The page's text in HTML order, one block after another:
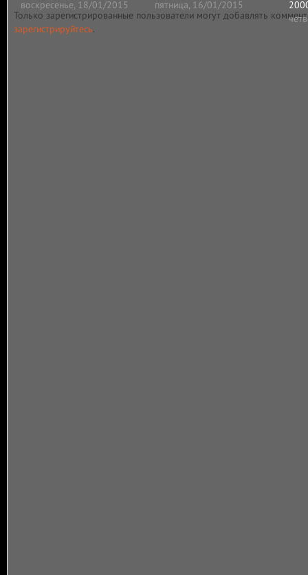
воскресенье, 18/01/2015
пятница, 16/01/2015
Только зарегистрированные пользователи могут добавлять
зарегистрируйтесь.